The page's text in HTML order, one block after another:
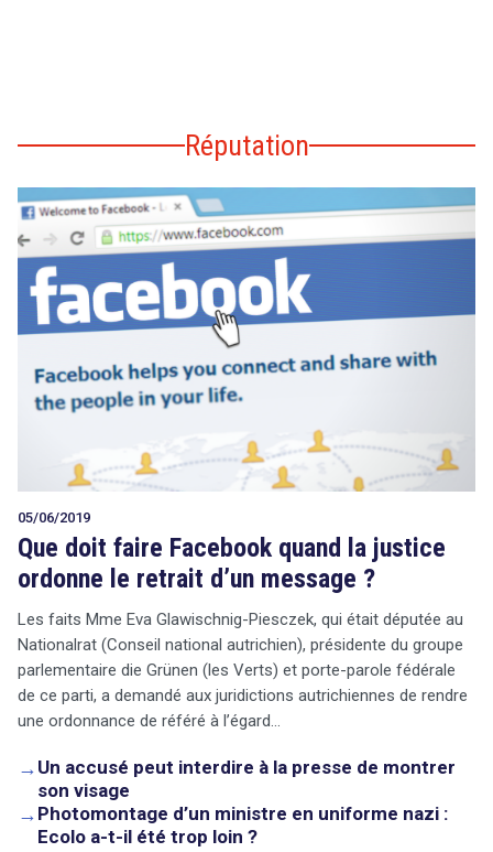
Réputation
05/06/2019
Que doit faire Facebook quand la justice
ordonne le retrait d’un message ?
Les faits Mme Eva Glawischnig-Piesczek, qui était députée au
Nationalrat (Conseil national autrichien), présidente du groupe
parlementaire die Grünen (les Verts) et porte-parole fédérale
de ce parti, a demandé aux juridictions autrichiennes de rendre
une ordonnance de référé à l’égard…
→ Un accusé peut interdire à la presse de montrer
son visage
→ Photomontage d’un ministre en uniforme nazi :
Ecolo a-t-il été trop loin ?